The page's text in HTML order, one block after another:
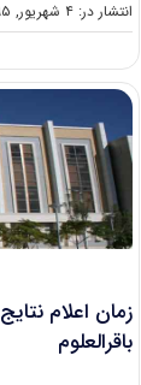
انتشار در: ۴ شهریور, ۱۳۹۵
باقرالعلوم